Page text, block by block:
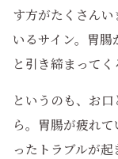
す方がたくさん
いるサイン。胃
と引き締まってく
というのも、お
ら。胃腸が疲れ
ったトラブルが